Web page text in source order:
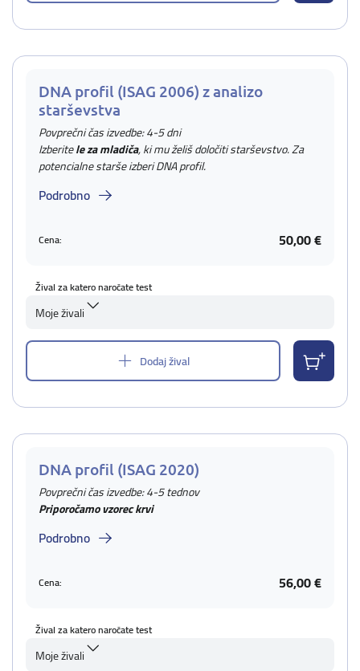
DNA profil (ISAG 2006) z analizo
starševstva
Povprečni čas izvedbe: 4-5 dni
Izberitele za mladiča, ki mu želiš določiti starševstvo. Za
potencialne starše izberi DNA profil.
Podrobno
Cena: 50,00 €
Žival za katero naročate test
Moje živali
Dodaj žival
DNA profil (ISAG 2020)
Povprečni čas izvedbe: 4-5 tednov
Priporočamo vzorec krvi
Podrobno
Cena: 56,00 €
Žival za katero naročate test
Moje živali